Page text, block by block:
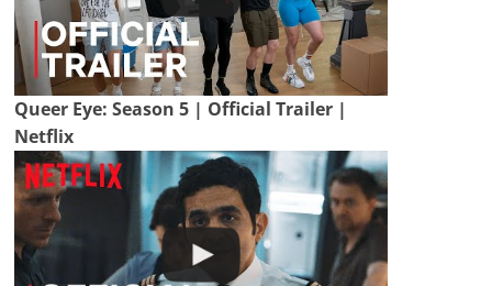
Queer Eye: Season 5 | Official Trailer |
Netflix